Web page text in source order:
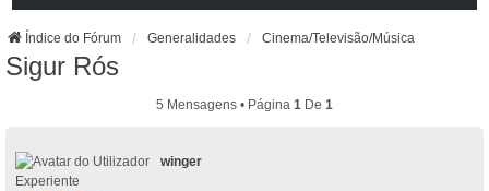
Índice do Fórum Generalidades Cinema/Televisão/Música
Sigur Rós
5 Mensagens • Página 1 De 1
winger
Experiente